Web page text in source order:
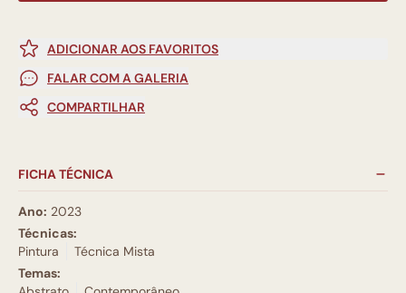
ADICIONAR AOS FAVORITOS
FALAR COM A GALERIA
COMPARTILHAR
FICHA TÉCNICA
Ano: 2023
Técnicas:
Pintura
Técnica Mista
Temas: